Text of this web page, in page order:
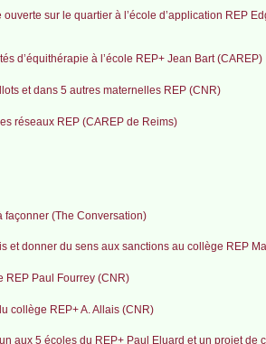
sur le quartier à l’école d’application REP
d’équithérapie à l’école REP+ Jean Bart (CAREP)
et dans 5 autres maternelles REP (CNR)
réseaux REP (CAREP de Reims)
façonner (The Conversation)
et donner du sens aux sanctions au collège REP
REP Paul Fourrey (CNR)
collège REP+ A. Allais (CNR)
aux 5 écoles du REP+ Paul Eluard et un projet de